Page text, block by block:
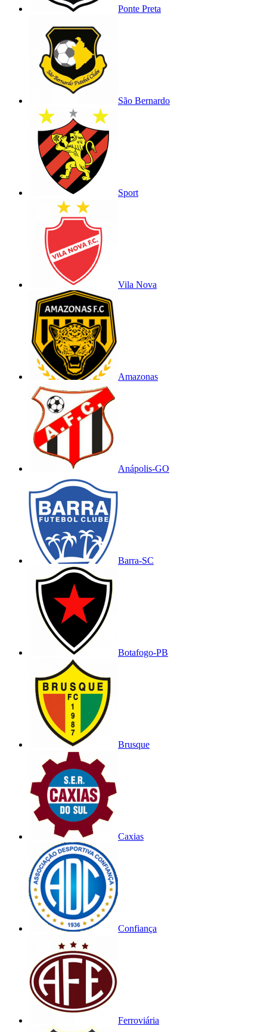
Ponte Preta
São Bernardo
Sport
Vila Nova
Amazonas
Anápolis-GO
Barra-SC
Botafogo-PB
Brusque
Caxias
Confiança
Ferroviária